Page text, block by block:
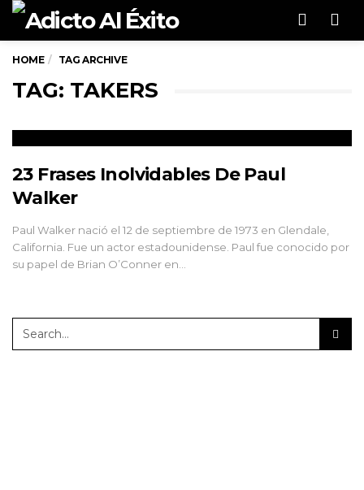
HOME TAG ARCHIVE
TAG: TAKERS
23 Frases Inolvidables De Paul
Walker
Paul Walker nació el 12 de septiembre de 1973 en Glendale,
California. Fue un actor estadounidense. Paul fue conocido por
su papel de Brian O’Conner en…